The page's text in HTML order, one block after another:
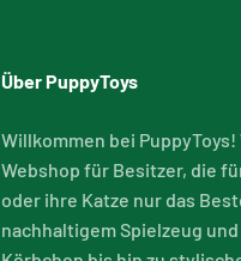
Über PuppyToys
Willkommen bei
Webshop für Besitzer, die
oder ihre Katze nur das
nachhaltigem Spielzeug